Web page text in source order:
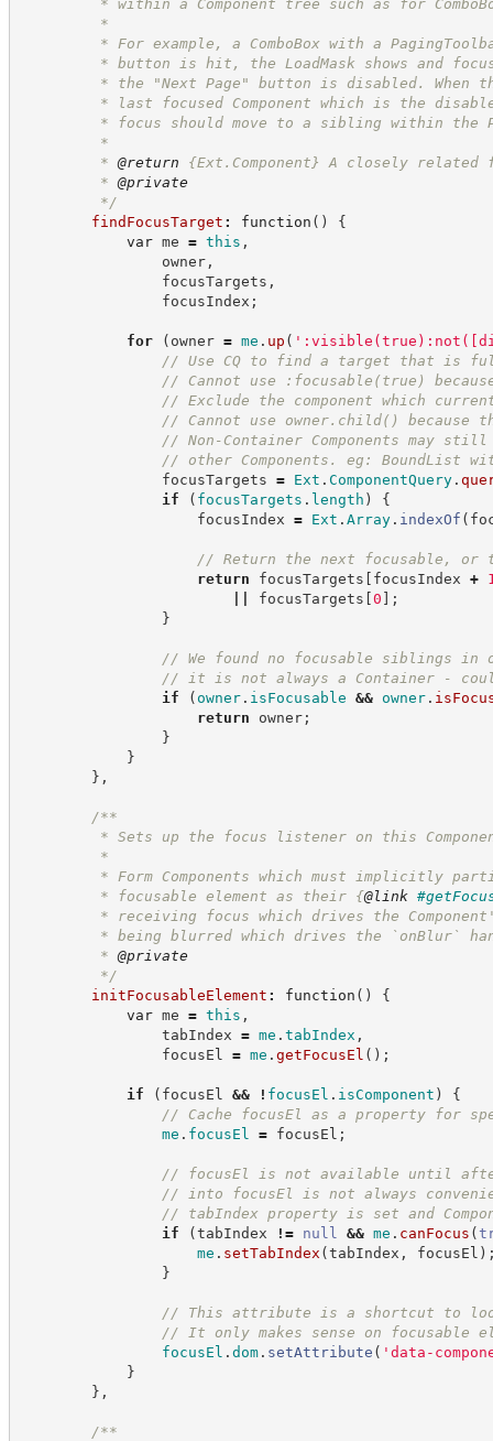
* within a Component tree such as for
*
* For example, a ComboBox with a
* button is hit, the LoadMask shows and
* the "Next Page" button is disabled. When the
* last focused Component which is the
* focus should move to a sibling within the
*
* @return {Ext.Component}
A closely related
* @private
*/
findFocusTarget : function ( )
{
var me = this ,
owner,
focusTargets ,
focusIndex ;
for ( owner = me . up ( '
// Use CQ to find a target that is
// Cannot use :focusable(true)
// Exclude the component which
// Cannot use owner.child() because
// Non-Container Components may
// other Components. eg: BoundList
focusTargets = Ext . ComponentQuery.
if
( focusTargets . length )
{
focusIndex = Ext . Array. indexOf (
// Return the next focusable, or
return focusTargets [ focusIndex +
focusTargets [0 ] ;
}
// We found no focusable siblings in
// it is not always a Container -
if
( owner. isFocusable && owner.
return owner;
}
}
} ,
/**
* Sets up the focus listener on this
*
* Form Components which must implicitly
* focusable element as their {@link
* receiving focus which drives the Component's
* being blurred which drives the `onBlur`
* @private
*/
initFocusableElement : function ( )
{
var me = this ,
tabIndex = me . tabIndex ,
focusEl = me . getFocusEl ( ) ;
if ( focusEl && ! focusEl . isComponent )
{
// Cache focusEl as a property for
me . focusEl = focusEl ;
// focusEl is not available until
// into focusEl is not always
// tabIndex property is set and
if
(tabIndex != null && me . canFocus (
me . setTabIndex (tabIndex , focusEl )
}
// This attribute is a shortcut to look
// It only makes sense on focusable
focusEl . dom. setAttribute ( ' data-
}
} ,
/**